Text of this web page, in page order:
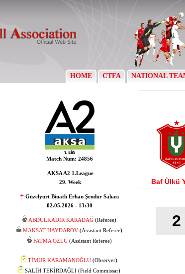
HOME CTFA NATIONAL
Match Num: 24856
AKSA A2 1.League
29. Week
Güzelyurt Binatlı Erhan Şendur Sahası
02.05.2026 - 13:30
ABDULKADİR KARADAĞ (Referee)
MAKSAT HAYDAROV (Assistant Referee)
FATMA ÖZLÜ (Assistant Referee)
TİMUR KARAMANOĞLU (Observer)
SALİH TEKİRDAĞLI (Field Commissar)
Baf Ülkü
2